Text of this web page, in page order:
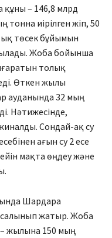
құны – 146,8 млрд
иірілген жіп, 50
төсек бұйымын
Жоба бойынша
толық
Өткен жылы
ауданында 32 мың
Нәтижесінде,
Сондай-ақ су
ағын су 2 есе
мақта өңдеу және
Шардара
салынып жатыр. Жоба
жылына 150 мың